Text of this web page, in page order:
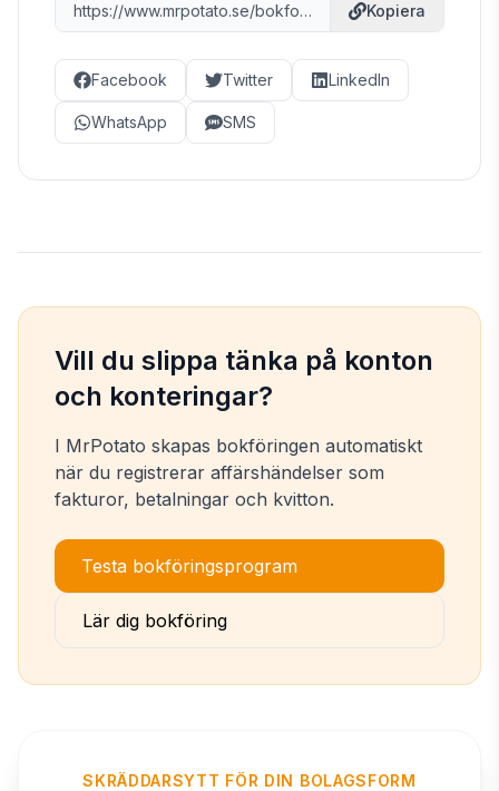
https://www.mrpotato.se/bokfora-konton/7051 Kopiera
Facebook Twitter LinkedIn
WhatsApp SMS
Vill du slippa tänka på konton
och konteringar?
I MrPotato skapas bokföringen automatiskt
när du registrerar affärshändelser som
fakturor, betalningar och kvitton.
Testa bokföringsprogram
Lär dig bokföring
SKRÄDDARSYTT FÖR DIN BOLAGSFORM